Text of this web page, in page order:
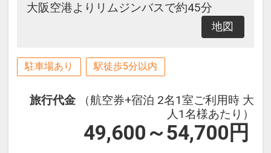
大阪空港よりリムジンバスで約45分
地図
駐車場あり 駅徒歩5分以内
旅行代金
（航空券+宿泊 2名1室ご利用時 大
人1名様あたり）
49,600～54,700 円